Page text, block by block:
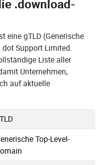
.download-
eine gTLD (Generische
dot Support Limited.
Liste aller
Unternehmen,
auf aktuelle
Top-Level-